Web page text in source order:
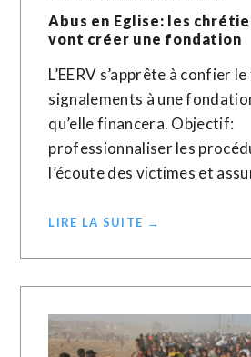
Abus en Eglise: les
vont créer une fondation
L’EERV s’apprête à confier
signalements à une
qu’elle financera. Objectif:
professionnaliser les
l’écoute des victimes et
LIRE LA SUITE →